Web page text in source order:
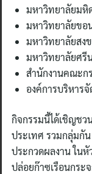
มหาวิทยาลัยมหิ
มหาวิทยาลัยขอ
มหาวิทยาลัยสง
มหาวิทยาลัยศรี
สํานักงานคณะก
องค์การบริหาร
กิจกรรมนี้ได้เชิญชว
ประเทศ รวมกลุ่มกั
ประกวดผลงาน ในหั
ปล่อยก๊าซเรือนกระ